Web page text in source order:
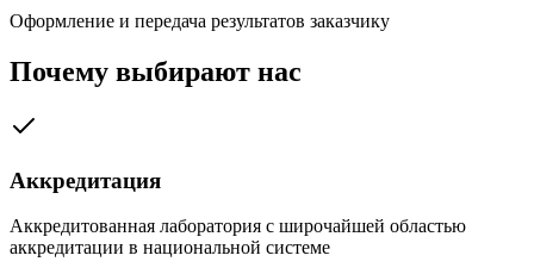
Оформление и передача результатов заказчику
Почему выбирают нас
Аккредитация
Аккредитованная лаборатория с широчайшей областью
аккредитации в национальной системе